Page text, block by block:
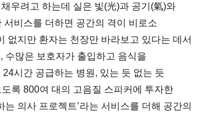
우려고 하는데 실은 빛(光)과 공기(氣)와
비스를 더하면 공간의 격이 비로소
없지만 환자는 천장만 바라보고 있다는 데서
수많은 보호자가 출입하고 음식을
시간 공급하는 병원, 있는 듯 없는 듯
록 800여 대의 고음질 스피커에 투자한
의사 프로젝트’라는 서비스를 더해 공간의